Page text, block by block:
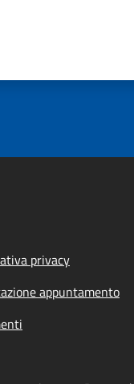
privacy
appuntamento